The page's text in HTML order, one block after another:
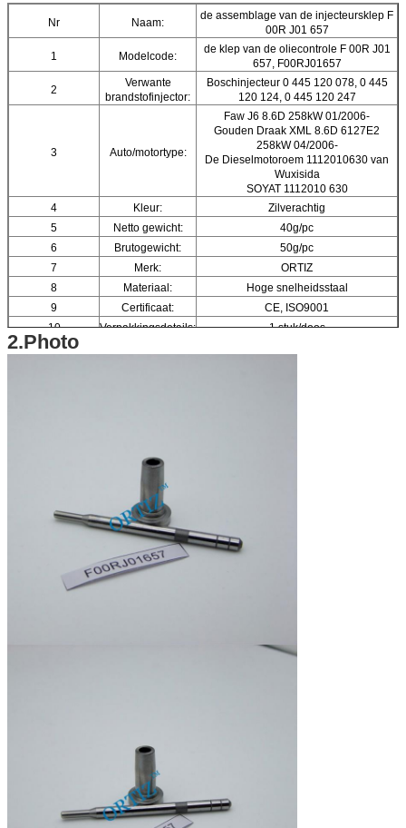
Nr Naam:
de assemblage van de injecteursklep F
00R J01 657
1 Modelcode:
de klep van de oliecontrole F 00R J01
657, F00RJ01657
2
Verwante
brandstofinjector:
Boschinjecteur 0 445 120 078, 0 445
120 124, 0 445 120 247
3 Auto/motortype:
Faw J6 8.6D 258kW 01/2006-
Gouden Draak XML 8.6D 6127E2
258kW 04/2006-
De Dieselmotoroem 1112010630 van
Wuxisida
SOYAT 1112010 630
4
Kleur:
Zilverachtig
5
Netto gewicht:
40g/pc
6
Brutogewicht:
50g/pc
7
Merk:
ORTIZ
8
Materiaal:
Hoge snelheidsstaal
9
Certificaat:
CE, ISO9001
10
Verpakkingsdetails:
1 stuk/doos
11
2.Photo